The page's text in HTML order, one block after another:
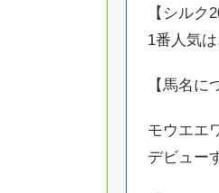
【シル
1番人気
【馬名
モウエエ
デビュー